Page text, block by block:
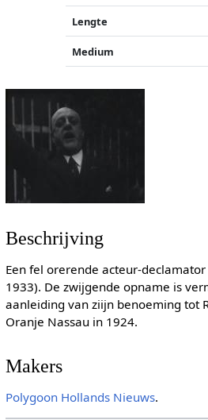
Lengte
Medium
Beschrijving
Een fel orerende acteur-
1933). De zwijgende opname is
aanleiding van ziijn benoeming tot
Oranje Nassau in 1924.
Makers
Polygoon Hollands Nieuws.